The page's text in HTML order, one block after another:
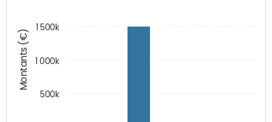
Montants (€)
500k
1 000k
1 500k